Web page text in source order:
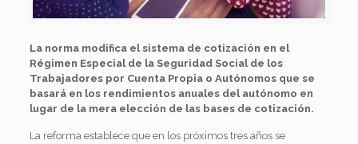
La norma modifica el sistema de cotización en el
Régimen Especial de la Seguridad Social de los
Trabajadores por Cuenta Propia o Autónomos que se
basará en los rendimientos anuales del autónomo en
lugar de la mera elección de las bases de cotización.
La reforma establece que en los próximos tres años se